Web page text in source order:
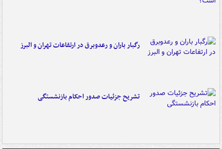
رگبار باران و رعدوبرق در ارتفاعات تهران و البرز
تشریح جزئیات صدور احکام بازنشستگی